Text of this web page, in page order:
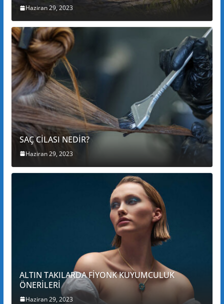
Haziran 29, 2023
SAÇ CİLASI NEDİR?
Haziran 29, 2023
ALTIN TAKILARDA FİYONK KUYUMCULUK
ÖNERİLERİ
Haziran 29, 2023